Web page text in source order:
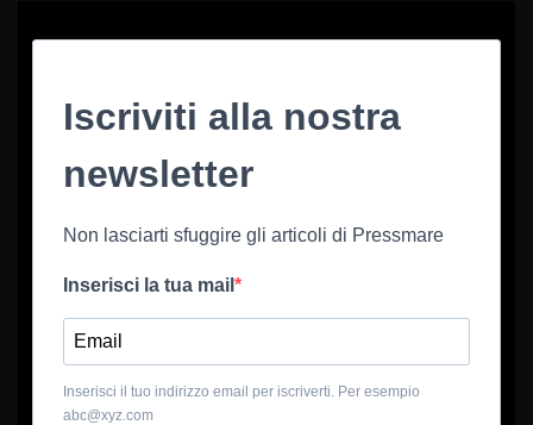
Iscriviti alla nostra
newsletter
Non lasciarti sfuggire gli articoli di Pressmare
Inserisci la tua mail
Inserisci il tuo indirizzo email per iscriverti. Per esempio
abc@xyz.com